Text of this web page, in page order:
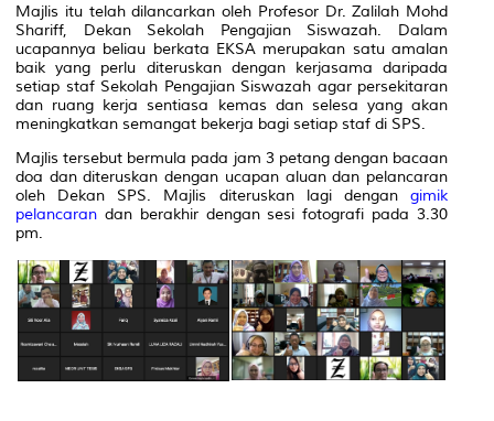
Majlis itu telah dilancarkan oleh Profesor Dr. Zalilah Mohd
Shariff, Dekan Sekolah Pengajian Siswazah. Dalam
ucapannya beliau berkata EKSA merupakan satu amalan
baik yang perlu diteruskan dengan kerjasama daripada
setiap staf Sekolah Pengajian Siswazah agar persekitaran
dan ruang kerja sentiasa kemas dan selesa yang akan
meningkatkan semangat bekerja bagi setiap staf di SPS.
Majlis tersebut bermula pada jam 3 petang dengan bacaan
doa dan diteruskan dengan ucapan aluan dan pelancaran
oleh Dekan SPS. Majlis diteruskan lagi dengan gimik
pelancaran dan berakhir dengan sesi fotografi pada 3.30
pm.